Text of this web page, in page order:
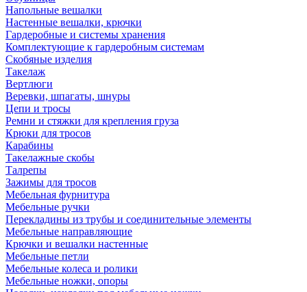
Напольные вешалки
Настенные вешалки, крючки
Гардеробные и системы хранения
Комплектующие к гардеробным системам
Скобяные изделия
Такелаж
Вертлюги
Веревки, шпагаты, шнуры
Цепи и тросы
Ремни и стяжки для крепления груза
Крюки для тросов
Карабины
Такелажные скобы
Талрепы
Зажимы для тросов
Мебельная фурнитура
Мебельные ручки
Перекладины из трубы и соединительные элементы
Мебельные направляющие
Крючки и вешалки настенные
Мебельные петли
Мебельные колеса и ролики
Мебельные ножки, опоры